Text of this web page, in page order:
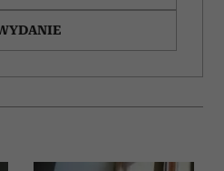
uzyskanymi podczas